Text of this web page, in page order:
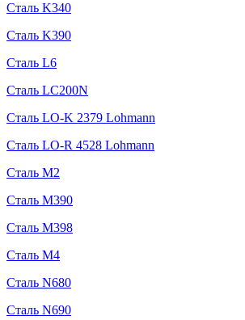
Сталь K340
Сталь K390
Сталь L6
Сталь LC200N
Сталь LO-K 2379 Lohmann
Сталь LO-R 4528 Lohmann
Сталь M2
Сталь M390
Сталь M398
Сталь M4
Сталь N680
Сталь N690